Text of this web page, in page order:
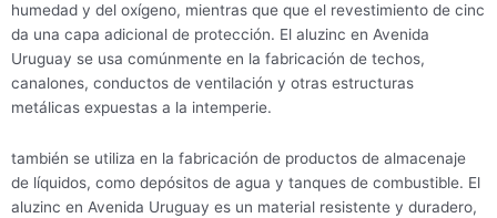
humedad y del oxígeno, mientras que que el revestimiento de cinc
da una capa adicional de protección. El aluzinc en Avenida
Uruguay se usa comúnmente en la fabricación de techos,
canalones, conductos de ventilación y otras estructuras
metálicas expuestas a la intemperie.
también se utiliza en la fabricación de productos de almacenaje
de líquidos, como depósitos de agua y tanques de combustible. El
aluzinc en Avenida Uruguay es un material resistente y duradero,